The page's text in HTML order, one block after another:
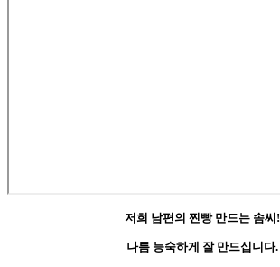
저희 남편의 찐빵 만드는 솜씨!
나름 능숙하게 잘 만드십니다.